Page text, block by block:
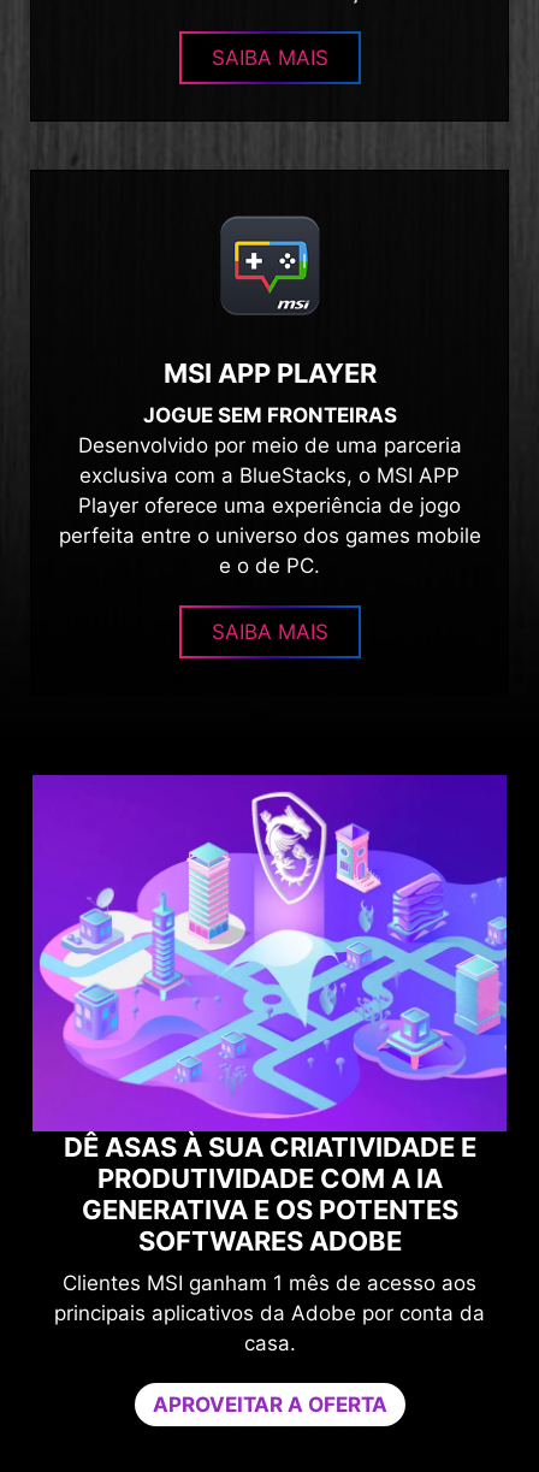
SAIBA MAIS
MSI APP PLAYER
JOGUE SEM FRONTEIRAS
Desenvolvido por meio de uma parceria
exclusiva com a BlueStacks, o MSI APP
Player oferece uma experiência de jogo
perfeita entre o universo dos games mobile
e o de PC.
SAIBA MAIS
POTENCIALIZE SUA GAMEPLAY
COM O NORTON GAME OPTIMIZER
Aumente seu nível de proteção sem
comprometer o desempenho dos seus jogos.
O Game Optimizer dedica o poder de CPU
jogos, isolando aplicativos não essenciais em
um único núcleo da CPU. Potencialize o